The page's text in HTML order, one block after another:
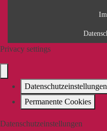
Privacy settings
Datenschutzeinstellungen
Permanente Cookies
Datenschutzeinstellungen